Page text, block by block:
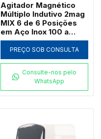
Agitador Magnético
Múltiplo Indutivo 2mag
MIX 6 de 6 Posições
em Aço Inox 100 a
2000 RPM (Até
3000ml por Ponto)
PREÇO SOB CONSULTA
Consulte-nos pelo
WhatsApp